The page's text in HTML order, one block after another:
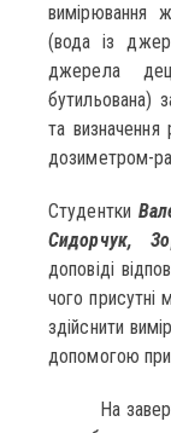
вимірювання
(вода із
джерела
бутильована)
та визначення
дозиметром-
Студентки
Сидорчук,
доповіді
чого присутні
здійснити
допомогою
На